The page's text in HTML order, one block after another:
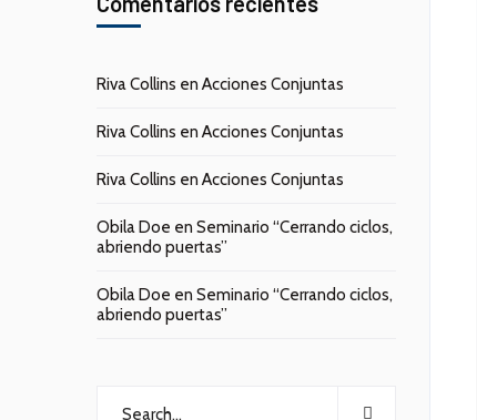
Riva Collins en Acciones Conjuntas
Riva Collins en Acciones Conjuntas
Riva Collins en Acciones Conjuntas
Obila Doe en Seminario “Cerrando ciclos,
abriendo puertas”
Obila Doe en Seminario “Cerrando ciclos,
abriendo puertas”